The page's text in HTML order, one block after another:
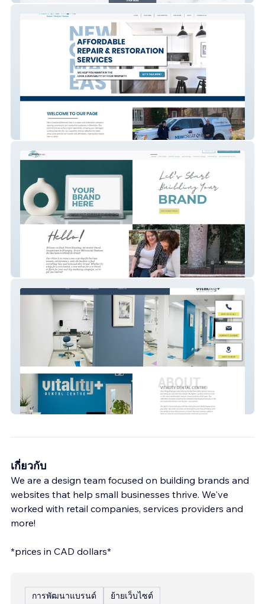
New Creations MB
Black Prism Branding
Vitality Dental
เกี่ยวกับ
We are a design team focused on building brands and
websites that help small businesses thrive. We've
worked with retail companies, services providers and
more!
*prices in CAD dollars*
การพัฒนาแบรนด์
ย้ายเว็บไซต์